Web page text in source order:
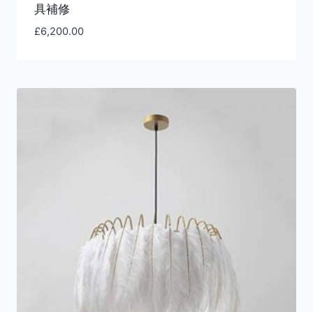
具補修
£6,200.00